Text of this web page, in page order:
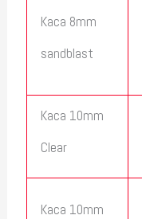
Kaca 8mm
sandblast
Kaca 10mm
Clear
Kaca 10mm